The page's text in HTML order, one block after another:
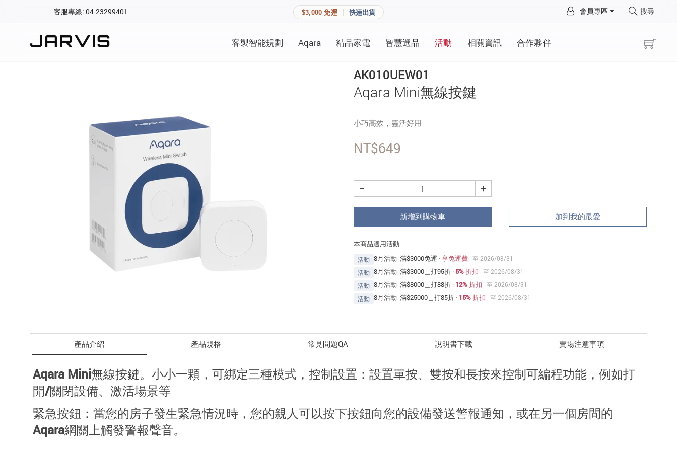
客服專線: 04-23299401 $3,000 免運 快速出貨 會員專區 搜尋
客製智能規劃 Aqara 精品家電 智慧選品 活動 相關資訊 合作夥伴
AK010UEW01
Aqara Mini無線按鍵
小巧高效，靈活好用
NT$649
+
−
新增到購物車 加到我的最愛
本商品適用活動
活動 8月活動_滿$3000免運 ·享免運費
至 2026/08/31
活動 8月活動_滿$3000＿打95折 · 5% 折扣
至 2026/08/31
活動 8月活動_滿$8000＿打88折 · 12% 折扣
至 2026/08/31
活動 8月活動_滿$25000＿打85折 · 15% 折扣 至 2026/08/31
產品介紹 產品規格 常見問題QA 說明書下載 賣場注意事項
Aqara Mini無線按鍵。小小一顆，可綁定三種模式，控制設置：設置單按、雙按和長按來控制可編程功能，例如打
開/關閉設備、激活場景等
緊急按鈕：當您的房子發生緊急情況時，您的親人可以按下按鈕向您的設備發送警報通知，或在另一個房間的
Aqara網關上觸發警報聲音。
×
Matter 智慧家庭
精品家電
密碼
查看我的最愛
加入 JARVIS VIP